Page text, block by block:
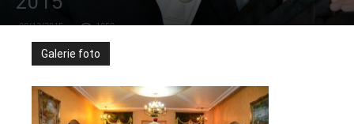
08/12/2015 1059
Galerie foto